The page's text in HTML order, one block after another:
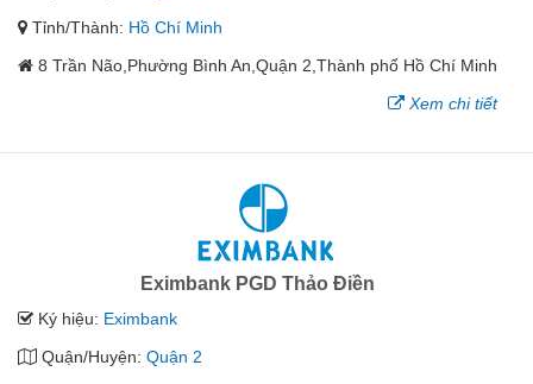
Tỉnh/Thành: Hồ Chí Minh
8 Trần Não,Phường Bình An,Quận 2,Thành phố Hồ Chí Minh
Xem chi tiết
Eximbank PGD Thảo Điền
Ký hiệu: Eximbank
Quận/Huyện: Quận 2